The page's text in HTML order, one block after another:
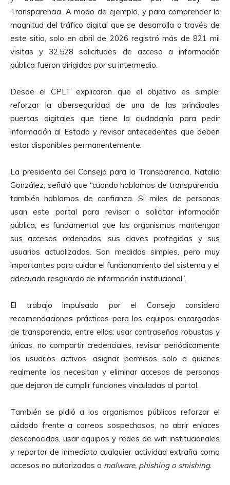
Transparencia. A modo de ejemplo, y para comprender la
magnitud del tráfico digital que se desarrolla a través de
este sitio, solo en abril de 2026 registró más de 821 mil
visitas y 32.528 solicitudes de acceso a información
pública fueron dirigidas por su intermedio.
Desde el CPLT explicaron que el objetivo es simple:
reforzar la ciberseguridad de una de las principales
puertas digitales que tiene la ciudadanía para pedir
información al Estado y revisar antecedentes que deben
estar disponibles permanentemente.
La presidenta del Consejo para la Transparencia, Natalia
González, señaló que “cuando hablamos de transparencia,
también hablamos de confianza. Si miles de personas
usan este portal para revisar o solicitar información
pública, es fundamental que los organismos mantengan
sus accesos ordenados, sus claves protegidas y sus
usuarios actualizados. Son medidas simples, pero muy
importantes para cuidar el funcionamiento del sistema y el
adecuado resguardo de información institucional”.
El trabajo impulsado por el Consejo considera
recomendaciones prácticas para los equipos encargados
de transparencia, entre ellas: usar contraseñas robustas y
únicas, no compartir credenciales, revisar periódicamente
los usuarios activos, asignar permisos solo a quienes
realmente los necesitan y eliminar accesos de personas
que dejaron de cumplir funciones vinculadas al portal.
También se pidió a los organismos públicos reforzar el
cuidado frente a correos sospechosos, no abrir enlaces
desconocidos, usar equipos y redes de wifi institucionales
y reportar de inmediato cualquier actividad extraña como
accesos no autorizados o malware, phishing o smishing.